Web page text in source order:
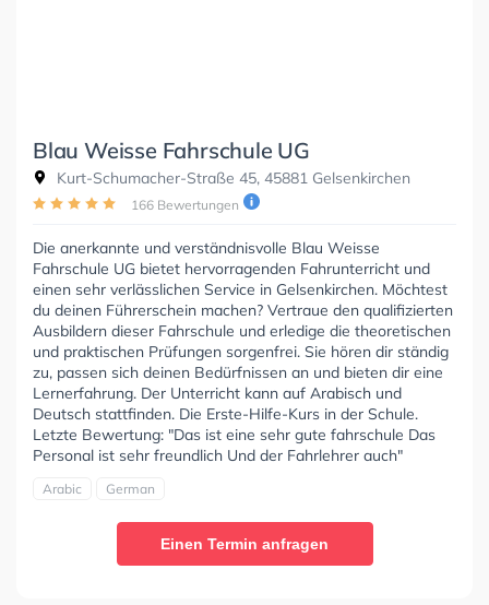
Blau Weisse Fahrschule UG
Kurt-Schumacher-Straße 45, 45881 Gelsenkirchen
166 Bewertungen
Die anerkannte und verständnisvolle Blau Weisse
Fahrschule UG bietet hervorragenden Fahrunterricht und
einen sehr verlässlichen Service in Gelsenkirchen. Möchtest
du deinen Führerschein machen? Vertraue den qualifizierten
Ausbildern dieser Fahrschule und erledige die theoretischen
und praktischen Prüfungen sorgenfrei. Sie hören dir ständig
zu, passen sich deinen Bedürfnissen an und bieten dir eine
Lernerfahrung. Der Unterricht kann auf Arabisch und
Deutsch stattfinden. Die Erste-Hilfe-Kurs in der Schule.
Letzte Bewertung: "Das ist eine sehr gute fahrschule Das
Personal ist sehr freundlich Und der Fahrlehrer auch"
Arabic German
Einen Termin anfragen